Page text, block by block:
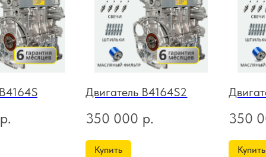
р.
Двигатель B4164S2
350 000 р.
Купить
350
Купить